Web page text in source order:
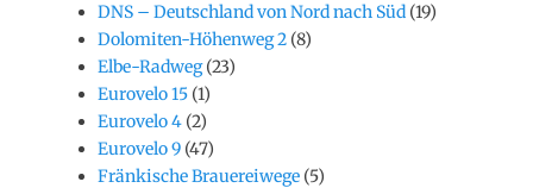
DNS – Deutschland von Nord nach Süd (19)
Dolomiten-Höhenweg 2 (8)
Elbe-Radweg(23)
Eurovelo 15 (1)
Eurovelo 4 (2)
Eurovelo 9 (47)
Fränkische Brauereiwege (5)